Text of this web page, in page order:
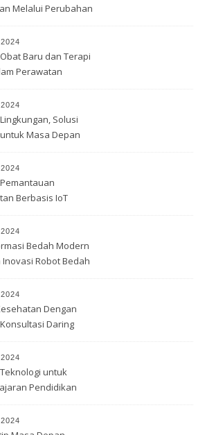
Melalui Perubahan
Baru dan Terapi
Perawatan
Solusi
Masa Depan
Berbasis IoT
Bedah Modern
Inovasi Robot Bedah
Dengan
Daring
untuk
Pendidikan